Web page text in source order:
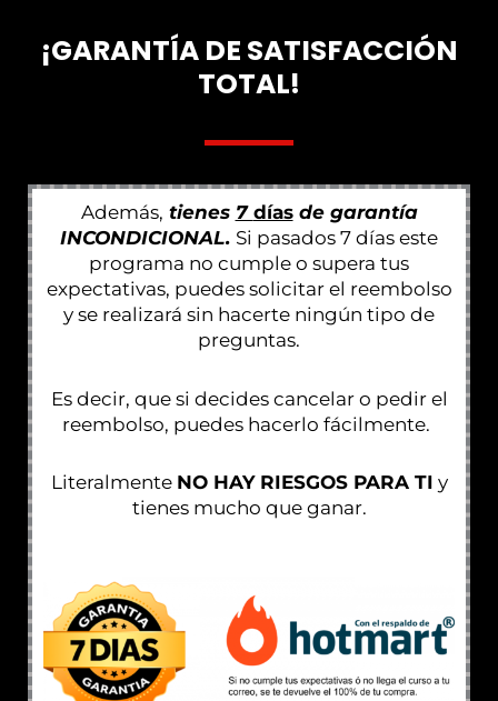
¡GARANTÍA DE SATISFACCIÓN
TOTAL!
Además, tienes 7 díasde garantía
INCONDICIONAL. Si pasados 7 días este
programa no cumple o supera tus
expectativas, puedes solicitar el reembolso
y se realizará sin hacerte ningún tipo de
preguntas.
Es decir, que si decides cancelar o pedir el
reembolso, puedes hacerlo fácilmente.
Literalmente NO HAY RIESGOS PARA TI y
tienes mucho que ganar.